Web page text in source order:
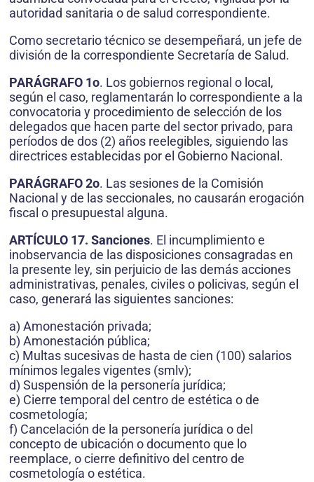
autoridad sanitaria o de salud correspondiente.
Como secretario técnico se desempeñará, un jefe de
división de la correspondiente Secretaría de Salud.
PARÁGRAFO 1o. Los gobiernos regional o local,
según el caso, reglamentarán lo correspondiente a la
convocatoria y procedimiento de selección de los
delegados que hacen parte del sector privado, para
períodos de dos (2) años reelegibles, siguiendo las
directrices establecidas por el Gobierno Nacional.
PARÁGRAFO 2o. Las sesiones de la Comisión
Nacional y de las seccionales, no causarán erogación
fiscal o presupuestal alguna.
ARTÍCULO 17. Sanciones. El incumplimiento e
inobservancia de las disposiciones consagradas en
la presente ley, sin perjuicio de las demás acciones
administrativas, penales, civiles o policivas, según el
caso, generará las siguientes sanciones:
a) Amonestación privada;
b) Amonestación pública;
c) Multas sucesivas de hasta de cien (100) salarios
mínimos legales vigentes (smlv);
d) Suspensión de la personería jurídica;
e) Cierre temporal del centro de estética o de
cosmetología;
f) Cancelación de la personería jurídica o del
concepto de ubicación o documento que lo
reemplace, o cierre definitivo del centro de
cosmetología o estética.